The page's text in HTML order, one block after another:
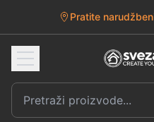
Pratite